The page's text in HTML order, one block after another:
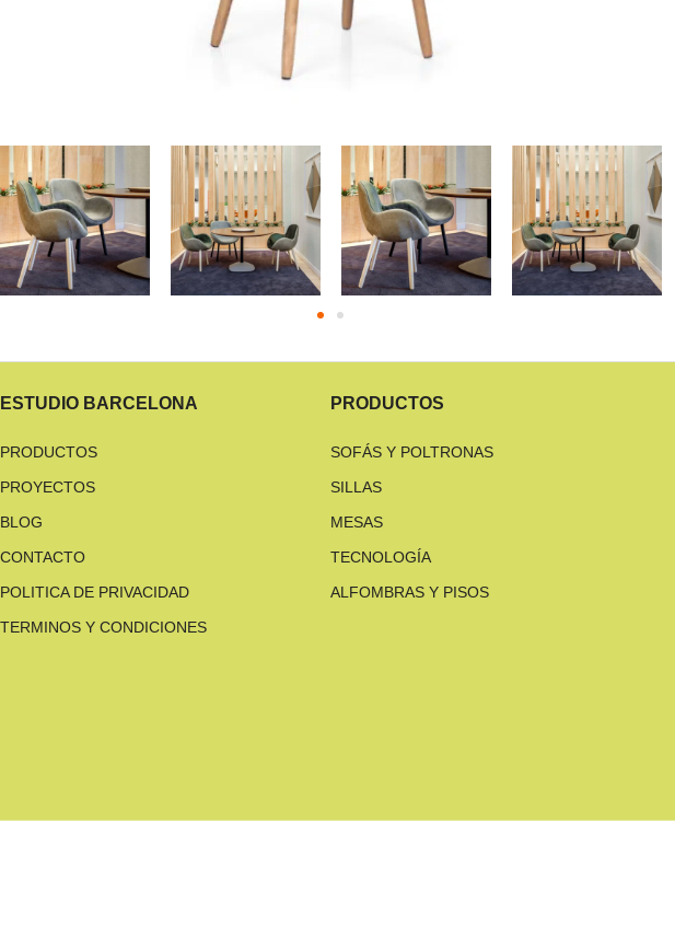
ESTUDIO BARCELONA
PRODUCTOS
PROYECTOS
BLOG
CONTACTO
POLITICA DE PRIVACIDAD
TERMINOS Y CONDICIONES
PRODUCTOS
SOFÁS Y POLTRONAS
SILLAS
MESAS
TECNOLOGÍA
ALFOMBRAS Y PISOS